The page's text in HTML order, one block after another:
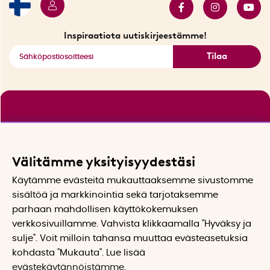
Inspiraatiota uutiskirjeestämme!
Tilaa
Välitämme yksityisyydestäsi
Käytämme evästeitä mukauttaaksemme sivustomme
sisältöä ja markkinointia sekä tarjotaksemme
parhaan mahdollisen käyttökokemuksen
verkkosivuillamme. Vahvista klikkaamalla "Hyväksy ja
sulje". Voit milloin tahansa muuttaa evästeasetuksia
kohdasta "Mukauta". Lue lisää
evästekäytännöistämme